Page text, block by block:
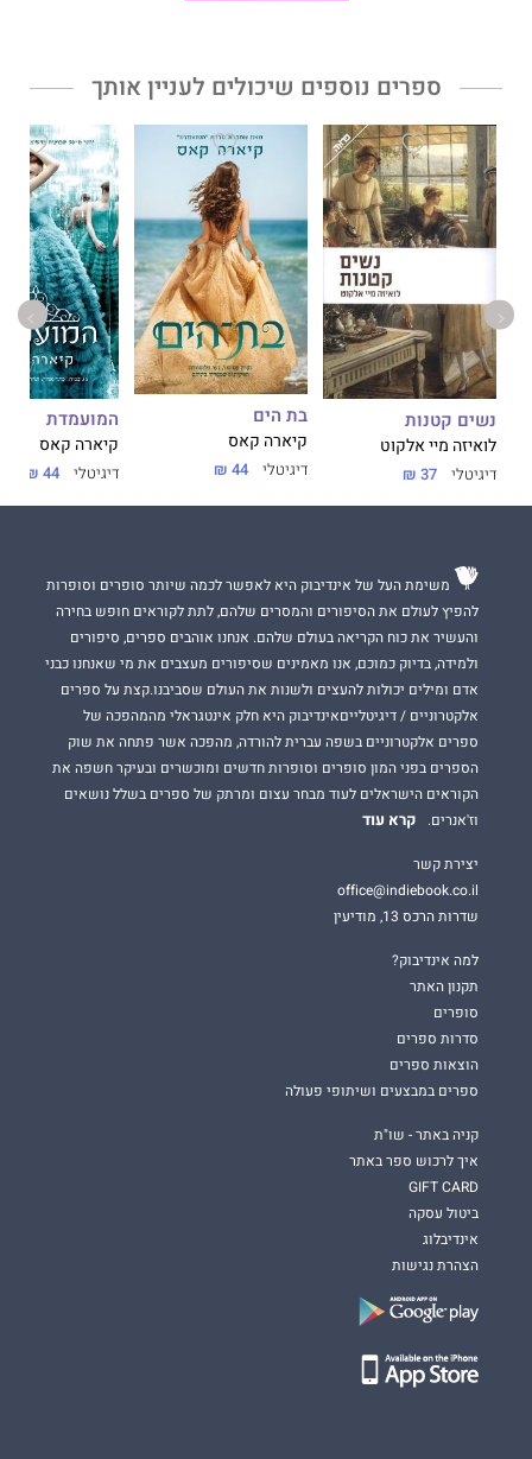
ספרים נוספים שיכולים לעניין אותך
נשים קטנות
לואיזה מיי אלקוט
דיגיטלי 37 ₪
בת הים
קיארה קאס
דיגיטלי 44 ₪
המועמדת
קיארה קאס
דיגיטלי 44 ₪
משימת העל של אינדיבוק היא לאפשר לכמה שיותר סופרים וסופרות
להפיץ לעולם את הסיפורים והמסרים שלהם, לתת לקוראים חופש בחירה
והעשיר את כוח הקריאה בעולם שלהם. אנחנו אוהבים ספרים, סיפורים
ולמידה, בדיוק כמוכם, אנו מאמינים שסיפורים מעצבים את מי שאנחנו כבני
אדם ומילים יכולות להעצים ולשנות את העולם שסביבנו.קצת על ספרים
אלקטרוניים / דיגיטלייםאינדיבוק היא חלק אינטגראלי מהמהפכה של
ספרים אלקטרוניים בשפה עברית להורדה, מהפכה אשר פתחה את שוק
הספרים בפני המון סופרים וסופרות חדשים ומוכשרים ובעיקר חשפה את
הקוראים הישראלים לעוד מבחר עצום ומרתק של ספרים בשלל נושאים
וז'אנרים.
קרא עוד
יצירת קשר
office@indiebook.co.il
שדרות הרכס 13, מודיעין
למה אינדיבוק?
תקנון האתר
סופרים
סדרות ספרים
הוצאות ספרים
ספרים במבצעים ושיתופי פעולה
קניה באתר - שו"ת
איך לרכוש ספר באתר
GIFT CARD
ביטול עסקה
אינדיבלוג
הצהרת נגישות